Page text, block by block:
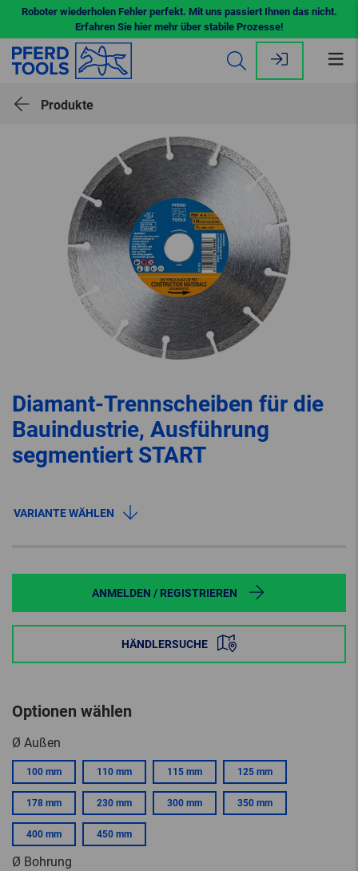
Roboter wiederholen Fehler perfekt. Mit uns passiert Ihnen das nicht.
Erfahren Sie hier mehr über stabile Prozesse!
Produkte
Diamant-Trennscheiben für die
Bauindustrie, Ausführung
segmentiert START
VARIANTE WÄHLEN
ANMELDEN / REGISTRIEREN
HÄNDLERSUCHE
Optionen wählen
Ø Außen
100 mm 110 mm 115 mm 125 mm
178 mm 230 mm 300 mm 350 mm
400 mm 450 mm
Ø Bohrung